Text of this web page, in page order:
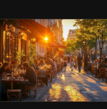
Découvrir Gibon :
adresse
Paris 11e pour un
réussi